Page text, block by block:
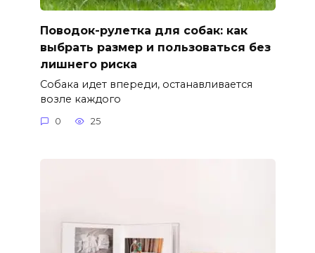
Поводок-рулетка для собак: как
выбрать размер и пользоваться без
лишнего риска
Собака идет впереди, останавливается
возле каждого
0 25